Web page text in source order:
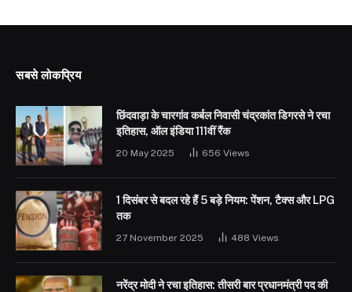
सबसे लोकप्रिय
छिंदवाड़ा के चारगांव कर्बल निवासी चंद्रकांत डिगरसे ने रचा
इतिहास, ऑल इंडिया 111वीं रैंक
20 May 2025 656 Views
1 दिसंबर से बदल रहे हैं 5 बड़े नियम: पेंशन, टैक्स और LPG
तक
27 November 2025 488 Views
नरेंद्र मोदी ने रचा इतिहास: तीसरी बार प्रधानमंत्री पद की